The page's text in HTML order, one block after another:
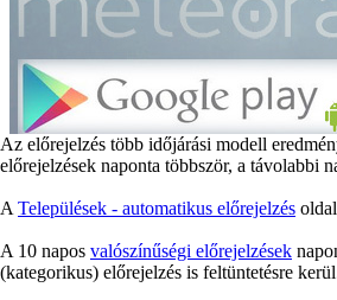
Az előrejelzés több időjárási modell
előrejelzések naponta többször, a távolabbi
A Települések - automatikus előrejelzés
A 10 napos valószínűségi előrejelzések
(kategorikus) előrejelzés is feltüntetésre